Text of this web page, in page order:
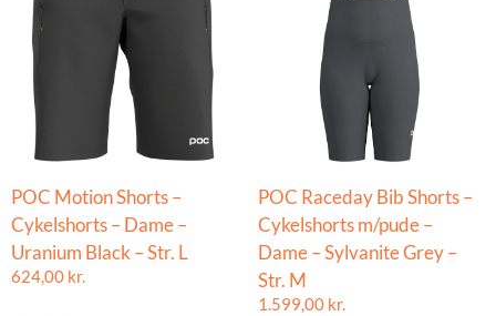
POC Motion Shorts –
Cykelshorts – Dame –
Uranium Black – Str. L
624,00 kr.
POC Raceday Bib Shorts –
Cykelshorts m/pude –
Dame – Sylvanite Grey –
Str. M
1.599,00 kr.